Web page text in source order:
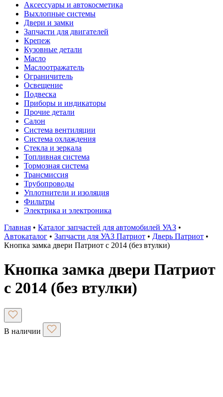
Аксессуары и автокосметика
Выхлопные системы
Двери и замки
Запчасти для двигателей
Крепеж
Кузовные детали
Масло
Маслоотражатель
Ограничитель
Освещение
Подвеска
Приборы и индикаторы
Прочие детали
Салон
Система вентиляции
Система охлаждения
Стекла и зеркала
Топливная система
Тормозная система
Трансмиссия
Трубопроводы
Уплотнители и изоляция
Фильтры
Электрика и электроника
Главная • Каталог запчастей для автомобилей УАЗ •
Автокаталог • Запчасти для УАЗ Патриот • Дверь Патриот •
Кнопка замка двери Патриот с 2014 (без втулки)
Кнопка замка двери Патриот
с 2014 (без втулки)
В наличии